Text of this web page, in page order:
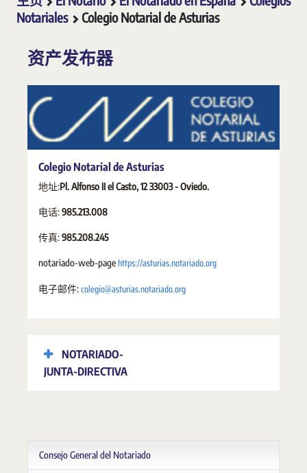
Notariales
Colegio Notarial de Asturias
资产发布器
Colegio Notarial de Asturias
地址:Pl. Alfonso II el Casto, 12 33003 - Oviedo.
电话:985.213.008
传真:985.208.245
notariado-web-pagehttps://asturias.notariado.org
电子邮件:colegio@asturias.notariado.org
NOTARIADO-
JUNTA-DIRECTIVA
Consejo General del Notariado